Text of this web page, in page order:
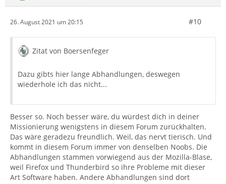
26. August 2021 um 20:15 #10
Zitat von Boersenfeger
Dazu gibts hier lange Abhandlungen, deswegen
wiederhole ich das nicht...
Besser so. Noch besser wäre, du würdest dich in deiner
Missionierung wenigstens in diesem Forum zurückhalten.
Das wäre geradezu freundlich. Weil, das nervt tierisch. Und
kommt in diesem Forum immer von denselben Noobs. Die
Abhandlungen stammen vorwiegend aus der Mozilla-Blase,
weil Firefox und Thunderbird so ihre Probleme mit dieser
Art Software haben. Andere Abhandlungen sind dort